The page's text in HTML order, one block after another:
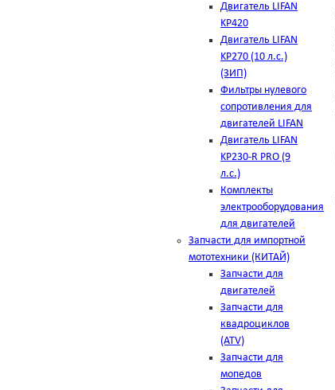
Двигатель LIFAN
KP420
Двигатель LIFAN
KP270 (10 л.с.)
(ЗИП)
Фильтры нулевого
сопротивления для
двигателей LIFAN
Двигатель LIFAN
KP230-R PRO (9
л.с.)
Комплекты
электрооборудования
для двигателей
Запчасти для импортной
мототехники (КИТАЙ)
Запчасти для
двигателей
Запчасти для
квадроциклов
(ATV)
Запчасти для
мопедов